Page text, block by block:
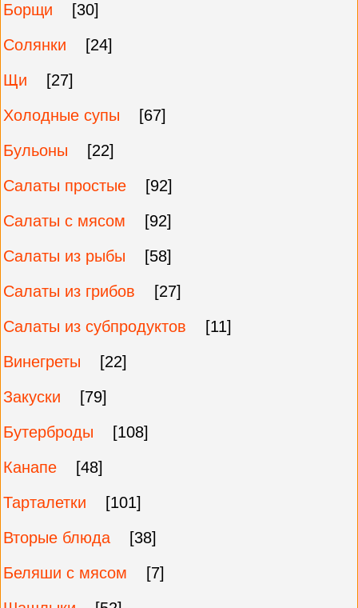
Борщи
[30]
Солянки
[24]
Щи
[27]
Холодные супы
[67]
Бульоны
[22]
Салаты простые
[92]
Салаты с мясом
[92]
Салаты из рыбы
[58]
Салаты из грибов
[27]
Салаты из субпродуктов
[11]
Винегреты
[22]
Закуски
[79]
Бутерброды
[108]
Канапе
[48]
Тарталетки
[101]
Вторые блюда
[38]
Беляши с мясом
[7]